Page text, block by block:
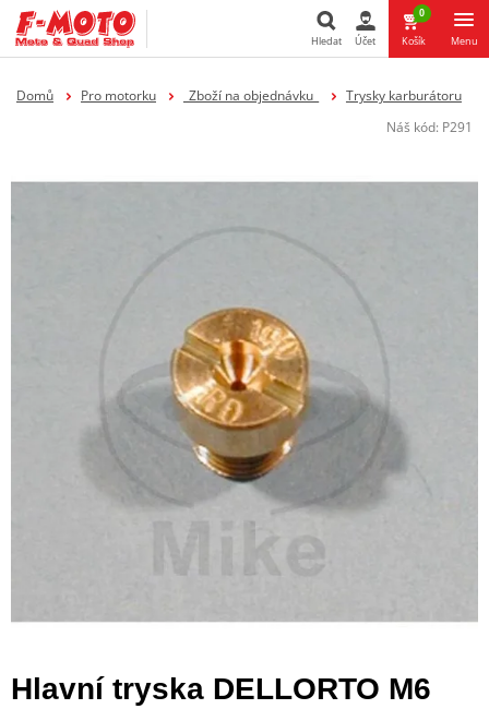
Hledat
Hledat Účet
0
Košík Menu
Domů Pro motorku _Zboží na objednávku_
Trysky karburátoru
Náš kód: P291
Hlavní tryska DELLORTO M6